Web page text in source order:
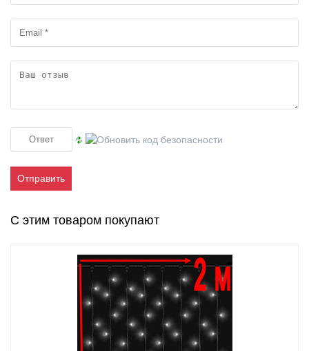
Отправить
С этим товаром покупают